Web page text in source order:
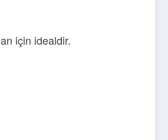
için idealdir.